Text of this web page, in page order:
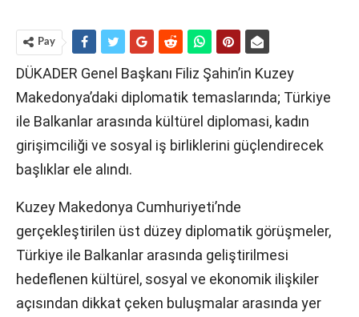
Pay
DÜKADER Genel Başkanı Filiz Şahin’in Kuzey
Makedonya’daki diplomatik temaslarında; Türkiye
ile Balkanlar arasında kültürel diplomasi, kadın
girişimciliği ve sosyal iş birliklerini güçlendirecek
başlıklar ele alındı.
Kuzey Makedonya Cumhuriyeti’nde
gerçekleştirilen üst düzey diplomatik görüşmeler,
Türkiye ile Balkanlar arasında geliştirilmesi
hedeflenen kültürel, sosyal ve ekonomik ilişkiler
açısından dikkat çeken buluşmalar arasında yer